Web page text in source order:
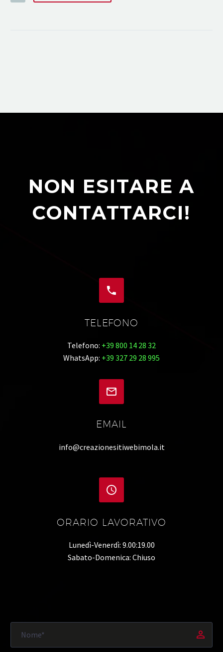
NON ESITARE A
CONTATTARCI!


TELEFONO
Telefono: +39 800 14 28 32
WhatsApp: +39 327 29 28 995


EMAIL
info@creazionesitiwebimola.it


ORARIO LAVORATIVO
Lunedì-Venerdì: 9.00:19.00
Sabato-Domenica: Chiuso